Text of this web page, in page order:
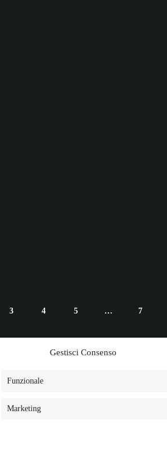
Gestisci Consenso
Funzionale
Marketing
3 4 5 … 7